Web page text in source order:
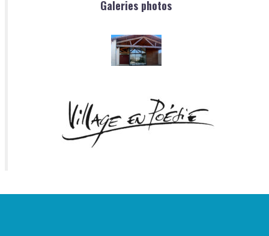
Galeries photos